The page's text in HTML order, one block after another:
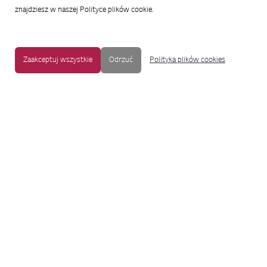
znajdziesz w naszej Polityce plików cookie.
Zaakceptuj wszystkie Odrzuć Polityka plików cookies